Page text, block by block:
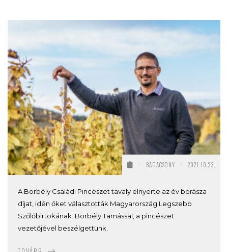
BADACSONY 2021.10.23.
A Borbély Családi Pincészet tavaly elnyerte az év borásza
díjat, idén őket választották Magyarország Legszebb
Szőlőbirtokának. Borbély Tamással, a pincészet
vezetőjével beszélgettünk.